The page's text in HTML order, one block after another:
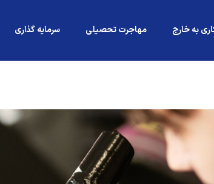
به خارج مهاجرت تحصیلی سرمایه گذاری